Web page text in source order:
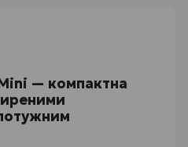
— компактна